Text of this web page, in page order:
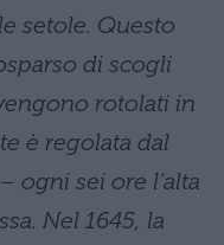
setole. Questo
di scogli
rotolati in
è regolata dal
ogni sei ore l’alta
Nel 1645, la